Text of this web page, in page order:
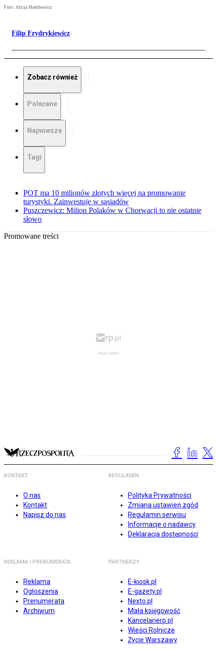
Foto: Alicja Hołubowicz
Filip Frydrykiewicz
Zobacz również
Polecane
Najnowsze
Tagi
POT ma 10 milionów złotych więcej na promowanie
turystyki. Zainwestuje w sąsiadów
Puszczewicz: Milion Polaków w Chorwacji to nie ostatnie
słowo
Promowane treści
KONTAKT
O nas
Kontakt
Napisz do nas
REGULAMIN
Polityka Prywatności
Zmiana ustawień zgód
Regulamin serwisu
Informacje o nadawcy
Deklaracja dostępności
REKLAMA I PRENUMERATA
Reklama
Ogłoszenia
Prenumerata
Archiwum
PARTNERZY
E-kiosk.pl
E-gazety.pl
Nexto.pl
Mała księgowość
Kancelarierp.pl
Wieści Rolnicze
Życie Warszawy